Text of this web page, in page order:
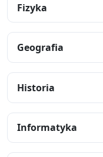
Fizyka
Geografia
Historia
Informatyka